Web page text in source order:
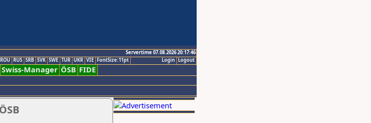
Servertime 07.08.2026 20:17:46
Logout
Login
ROU RUS SRB SVK SWE TUR UKR VIE FontSize:11pt
Swiss-Manager ÖSB FIDE